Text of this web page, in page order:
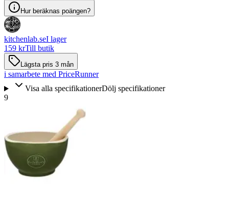
Hur beräknas poängen?
kitchenlab.seI lager
159 krTill butik
Lägsta pris 3 mån
i samarbete med PriceRunner
Visa alla specifikationerDölj specifikationer
9